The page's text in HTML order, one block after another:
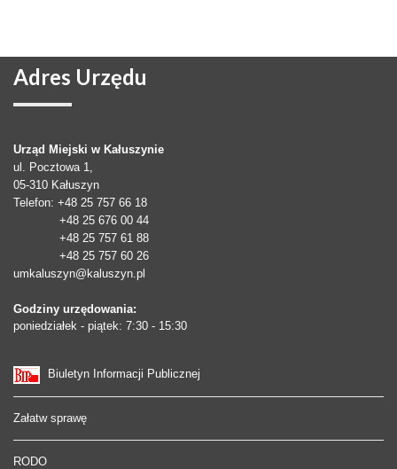
Adres Urzędu
Urząd Miejski w Kałuszynie
ul. Pocztowa 1,
05-310 Kałuszyn
Telefon: +48 25 757 66 18
+48 25 676 00 44
+48 25 757 61 88
+48 25 757 60 26
umkaluszyn@kaluszyn.pl
Godziny urzędowania:
poniedziałek - piątek: 7:30 - 15:30
Biuletyn Informacji Publicznej
Załatw sprawę
RODO